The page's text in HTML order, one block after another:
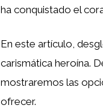
ha conquistado el
En este artículo,
carismática heroína.
mostraremos las
ofrecer.